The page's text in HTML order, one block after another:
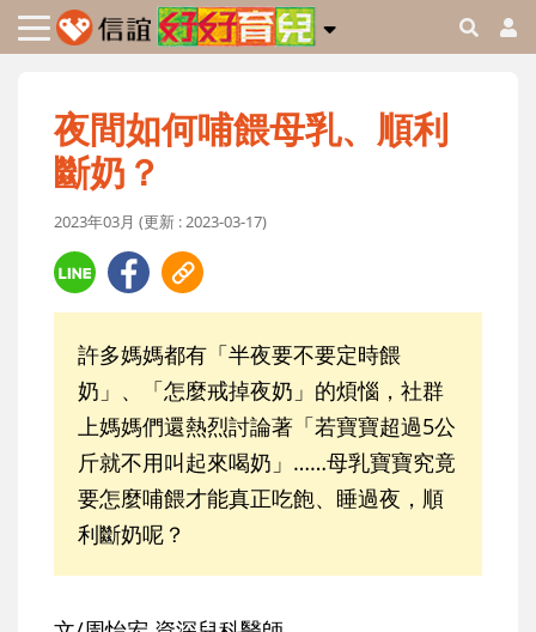
夜間如何哺餵母乳、順利
斷奶？
2023年03月 (更新 : 2023-03-17)
許多媽媽都有「半夜要不要定時餵
奶」、「怎麼戒掉夜奶」的煩惱，社群
上媽媽們還熱烈討論著「若寶寶超過5公
斤就不用叫起來喝奶」……母乳寶寶究竟
要怎麼哺餵才能真正吃飽、睡過夜，順
利斷奶呢？